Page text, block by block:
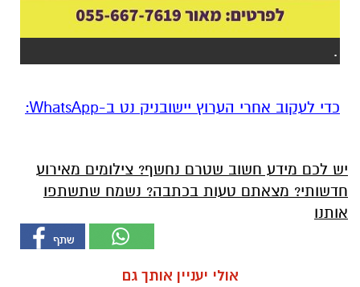
.
‏כדי לעקוב אחרי הערוץ יישובניק נט ב-WhatsApp:‏‏‏
יש לכם מידע חשוב שטרם נחשף? צילומים מאירוע
חדשותי? מצאתם טעות בכתבה? נשמח שתשתפו
אותנו
אולי יעניין אותך גם